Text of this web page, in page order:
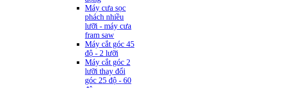
Máy cưa sọc
phách nhiều
lưỡi - máy cưa
fram saw
Máy cắt góc 45
độ - 2 lưỡi
Máy cắt góc 2
lưỡi thay đổi
góc 25 độ - 60